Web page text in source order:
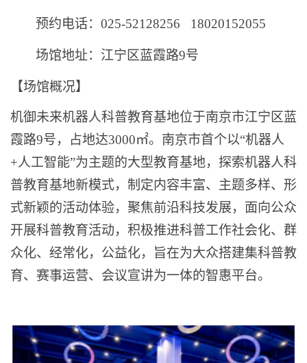
预约电话：025-52128256 18020152055
场馆地址：江宁区蓝霞路9号
【场馆概况】
机御未来机器人科普教育基地位于南京市江宁区蓝
霞路9号，占地达3000㎡。南京市首个以“机器人
+人工智能”为主题的大型教育基地，探索机器人科
普教育基地新模式，制定内容丰富、主题多样、形
式新颖的活动体验，聚焦前沿科技发展，面向公众
开展科普教育活动，积极推进科普工作社会化、群
众化、经常化，公益化，旨在为大众搭建集科普教
育、赛事运营、会议宣讲为一体的智惠平台。